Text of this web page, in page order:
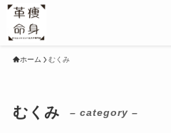
ホーム むくみ
むくみ – category –